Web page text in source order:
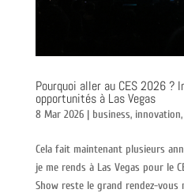
Pourquoi aller au CES 2026 ?
opportunités à Las Vegas
8 Mar 2026| business, innovation,
Cela fait maintenant plusieurs
je me rends à Las Vegas pour le
Show reste le grand rendez-vous